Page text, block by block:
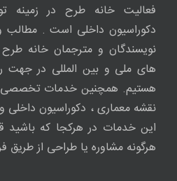
فعالیت خانه طرح در زمینه
دکوراسیون داخلی است .
نویسندگان و مترجمان خانه
های ملی و بین المللی در
هستیم. همچنین خدمات تخصصی
نقشه معماری ، دکوراسیون داخلی
این خدمات در هرکجا که
هرگونه مشاوره یا طراحی از طریق